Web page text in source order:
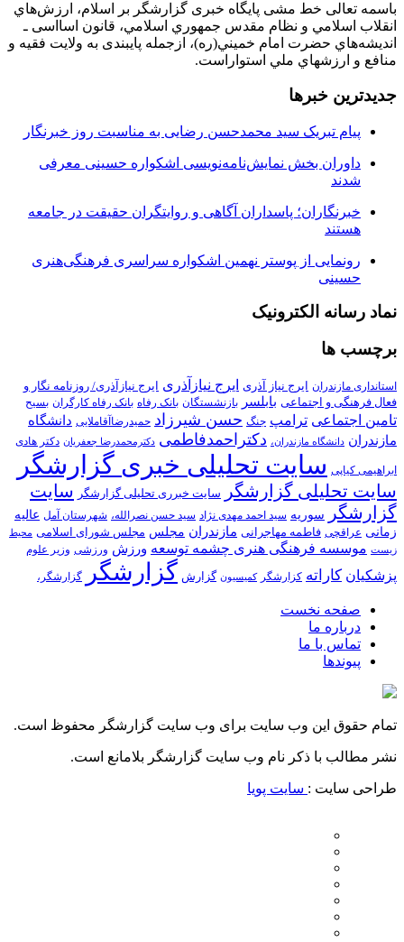
باسمه تعالی خط مشی پایگاه خبری گزارشگر بر اسلام، ارزش‌هاي
انقلاب اسلامي و نظام مقدس جمهوري اسلامي، قانون اسااسی ـ
انديشه‌هاي حضرت امام خميني(ره)، ازجمله پایبندی به ولايت فقيه و
منافع و ارزشهاي ملي استواراست.
جدیدترین خبرها
پیام تبریک سید محمدحسن رضایی به مناسبت روز خبرنگار
داوران بخش نمایش‌نامه‌نویسی اشکواره حسینی معرفی
شدند
خبرنگاران؛ پاسداران آگاهی و روایتگران حقیقت در جامعه
هستند
رونمایی از پوستر نهمین اشکواره سراسری فرهنگی‌هنری
حسینی
نماد رسانه الکترونیک
برچسب ها
استانداری مازندران ایرج نیاز آذری ایرج نیازآذری ایرج نیازآذری/ روزنامه نگار و
فعال فرهنگی و اجتماعی بابلسر بازنشستگان بانک رفاه بانک رفاه کارگران بسیح
تامین اجتماعی ترامپ جنگ حسن شیرزاد حمیدرضاآقاملایی دانشگاه
مازندران دانشگاه مازندران، دکتراحمدفاطمی دکترمحمدرضا جعفریان دکتر هادی
ابراهیمی کیاپی سایت تحلیلی خبری گزارشگر
سایت تحلیلی گزارشگر سایت خبرری تحلیلی گزارشگر سایت
گزارشگر
سوریه سید احمد مهدی نژاد سید حسن نصرالله، شهرستان آمل عالیه
زمانی عراقچی فاطمه مهاجرانی مازندران مجلس مجلس شورای اسلامی محیط
زیست موسسه فرهنگی هنری چشمه توسعه ورزش ورزشی وزیر علوم
پزشکیان کاراته کزارشگر کمیسیون گزارش گزارشگر گزارشگر،
صفحه نخست
درباره ما
تماس با ما
پیوندها
تمام حقوق این وب سایت برای وب سایت گزارشگر محفوظ است.
نشر مطالب با ذکر نام وب سایت گزارشگر بلامانع است.
طراحی سایت : سایت پویا